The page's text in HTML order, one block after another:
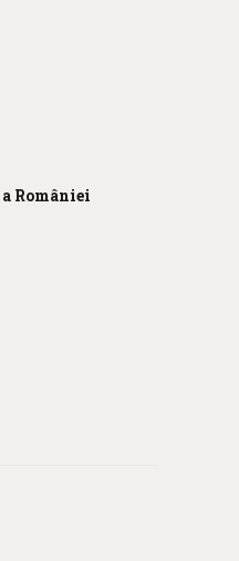
a României